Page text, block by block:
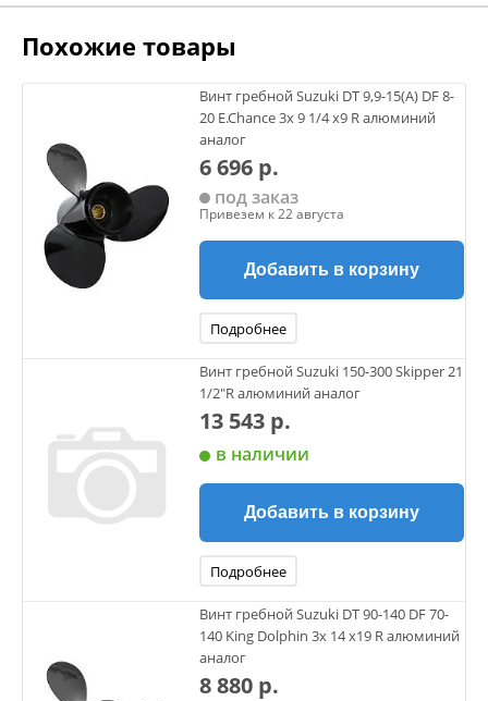
Похожие товары
Винт гребной Suzuki DT 9,9-15(А) DF 8-
20 E.Chance 3х 9 1/4 х9 R алюминий
аналог
6 696 р.
под заказ
Привезем к 22 августа
Добавить в корзину
Подробнее
Винт гребной Suzuki 150-300 Skipper 21
1/2"R алюминий аналог
13 543 р.
в наличии
Добавить в корзину
Подробнее
Винт гребной Suzuki DT 90-140 DF 70-
140 King Dolphin 3х 14 х19 R алюминий
аналог
8 880 р.